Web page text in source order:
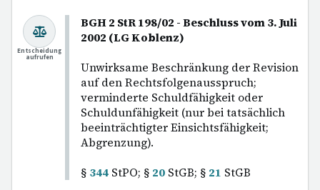
BGH 2 StR 198/02 - Beschluss vom 3. Juli
2002 (LG Koblenz)
Unwirksame Beschränkung der Revision
auf den Rechtsfolgenausspruch;
verminderte Schuldfähigkeit oder
Schuldunfähigkeit (nur bei tatsächlich
beeinträchtigter Einsichtsfähigkeit;
Abgrenzung).
§ 344 StPO; § 20 StGB; § 21 StGB
Entscheidung
aufrufen